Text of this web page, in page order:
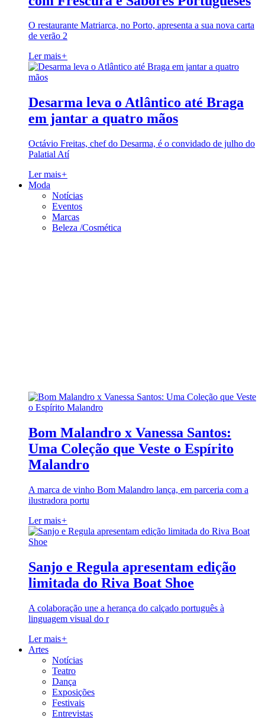
O restaurante Matriarca, no Porto, apresenta a sua nova carta
de verão 2
Ler mais+
Desarma leva o Atlântico até Braga
em jantar a quatro mãos
Octávio Freitas, chef do Desarma, é o convidado de julho do
Palatial Atí
Ler mais+
Moda
Notícias
Eventos
Marcas
Beleza /Cosmética
Bom Malandro x Vanessa Santos:
Uma Coleção que Veste o Espírito
Malandro
A marca de vinho Bom Malandro lança, em parceria com a
ilustradora portu
Ler mais+
Sanjo e Regula apresentam edição
limitada do Riva Boat Shoe
A colaboração une a herança do calçado português à
linguagem visual do r
Ler mais+
Artes
Notícias
Teatro
Dança
Exposições
Festivais
Entrevistas